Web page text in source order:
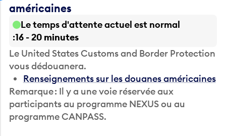
américaines
Le temps d'attente actuel est normal
16 - 20 minutes
Le United States Customs and Border Protection
vous dédouanera.
Renseignements sur les douanes américaines
Remarque : Il y a une voie réservée aux
participants au programme NEXUS ou au
programme CANPASS.